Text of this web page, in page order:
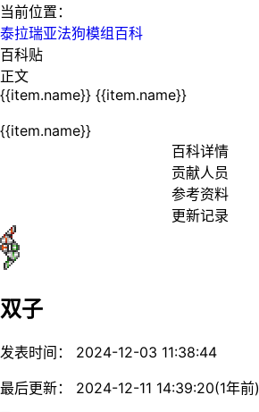
当前位置：
泰拉瑞亚法狗模组百科
百科贴
正文
{{item.name}} {{item.name}}
{{item.name}}
百科详情
贡献人员
参考资料
更新记录
双子
发表时间： 2024-12-03 11:38:44
最后更新： 2024-12-11 14:39:20(1年前)